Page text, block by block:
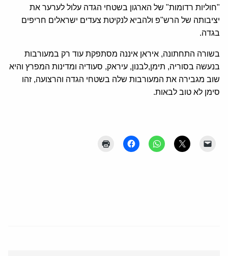
"חוליות רדומות" של הארגון בשטחי הגדה עלול לערער את
יציבותה של הרש"פ ולהביא לנקיטת צעדים ישראלים חריפים
בגדה.
בשורה התחתונה, איראן איננה מסתפקת עוד רק במעורבות
בנעשה בסוריה, תימן,לבנון, עיראק, סעודיה ומדינות המפרץ והיא
שוב מגבירה את המעורבות שלה בשטחי הגדה והרצועה, זהו
סימן לא טוב לבאות.